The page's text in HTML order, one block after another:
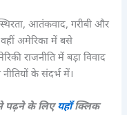
आतंकवाद, गरीबी और
अमेरिका में बसे
राजनीति में बड़ा विवाद
के संदर्भ में।
पढ़ने के लिएयहाँक्लिक